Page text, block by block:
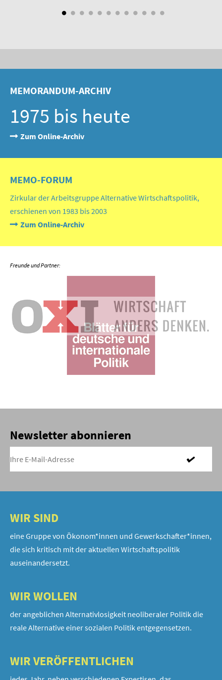
MEMORANDUM-ARCHIV
1975 bis heute
Zum Online-Archiv
MEMO-FORUM
Zirkular der Arbeitsgruppe Alternative Wirtschaftspolitik,
erschienen von 1983 bis 2003
Zum Online-Archiv
Newsletter abonnieren
WIR SIND
eine Gruppe von Ökonom*innen und Gewerkschafter*innen,
die sich kritisch mit der aktuellen Wirtschaftspolitik
auseinandersetzt.
WIR WOLLEN
der angeblichen Alternativlosigkeit neoliberaler Politik die
reale Alternative einer sozialen Politik entgegensetzen.
WIR VERÖFFENTLICHEN